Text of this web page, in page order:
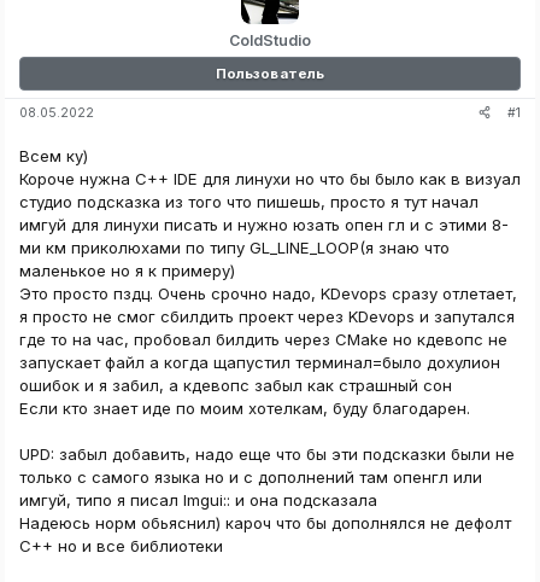
ColdStudio
Пользователь
08.05.2022 #1
Всем ку)
Короче нужна C++ IDE для линухи но что бы было как в визуал
студио подсказка из того что пишешь, просто я тут начал
имгуй для линухи писать и нужно юзать опен гл и с этими 8-
ми км приколюхами по типу GL_LINE_LOOP(я знаю что
маленькое но я к примеру)
Это просто пздц. Очень срочно надо, KDevops сразу отлетает,
я просто не смог сбилдить проект через KDevops и запутался
где то на час, пробовал билдить через CMake но кдевопс не
запускает файл а когда щапустил терминал=было дохулион
ошибок и я забил, а кдевопс забыл как страшный сон
Если кто знает иде по моим хотелкам, буду благодарен.
UPD: забыл добавить, надо еще что бы эти подсказки были не
только с самого языка но и с дополнений там опенгл или
имгуй, типо я писал Imgui:: и она подсказала
Надеюсь норм обьяснил) кароч что бы дополнялся не дефолт
C++ но и все библиотеки